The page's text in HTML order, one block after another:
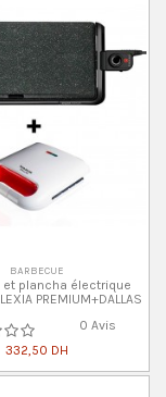
BARBECUE
et plancha électrique
PREMIUM+DALLAS
0 Avis
332,50 DH